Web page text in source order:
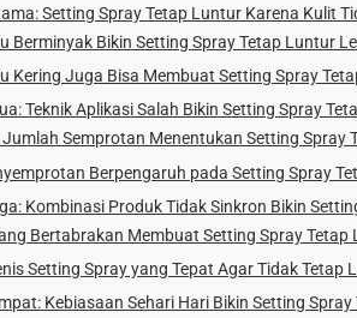
Setting Spray Tetap Luntur Karena Kulit
Berminyak Bikin Setting Spray Tetap Luntur
Kering Juga Bisa Membuat Setting Spray
Teknik Aplikasi Salah Bikin Setting Spray
Semprotan Menentukan Setting Spray
Berpengaruh pada Setting Spray
Kombinasi Produk Tidak Sinkron Bikin
Bertabrakan Membuat Setting Spray Tetap
Setting Spray yang Tepat Agar Tidak Tetap
Kebiasaan Sehari Hari Bikin Setting